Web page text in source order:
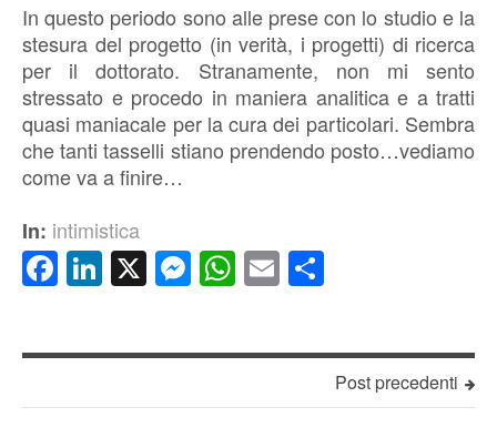
In questo periodo sono alle prese con lo studio e la
stesura del progetto (in verità, i progetti) di ricerca
per il dottorato. Stranamente, non mi sento
stressato e procedo in maniera analitica e a tratti
quasi maniacale per la cura dei particolari. Sembra
che tanti tasselli stiano prendendo posto…vediamo
come va a finire…
In: intimistica
Facebook
LinkedIn
X Messenger
WhatsApp
Email
Post precedenti